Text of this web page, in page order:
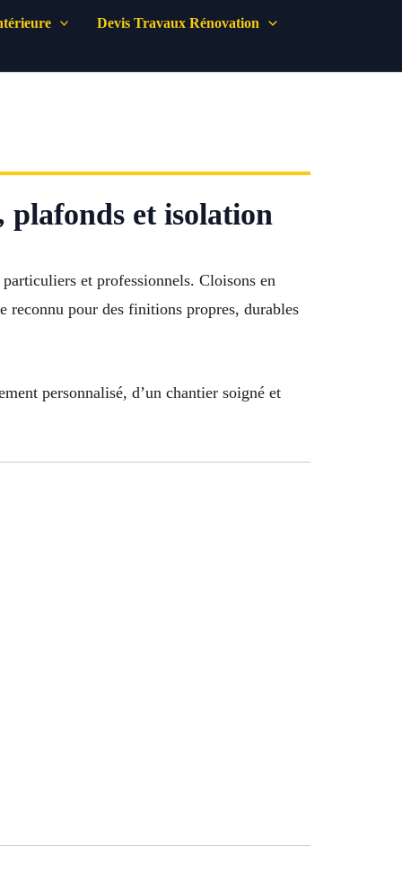
Devis Travaux Rénovation
et isolation
et professionnels. Cloisons en
pour des finitions propres, durables
personnalisé, d’un chantier soigné et